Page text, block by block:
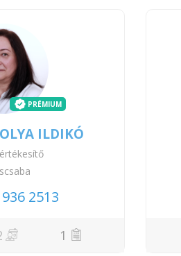
PRÉMIUM
ILDIKÓ
2513
1